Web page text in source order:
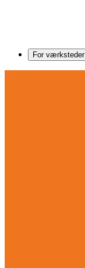
For værksteder